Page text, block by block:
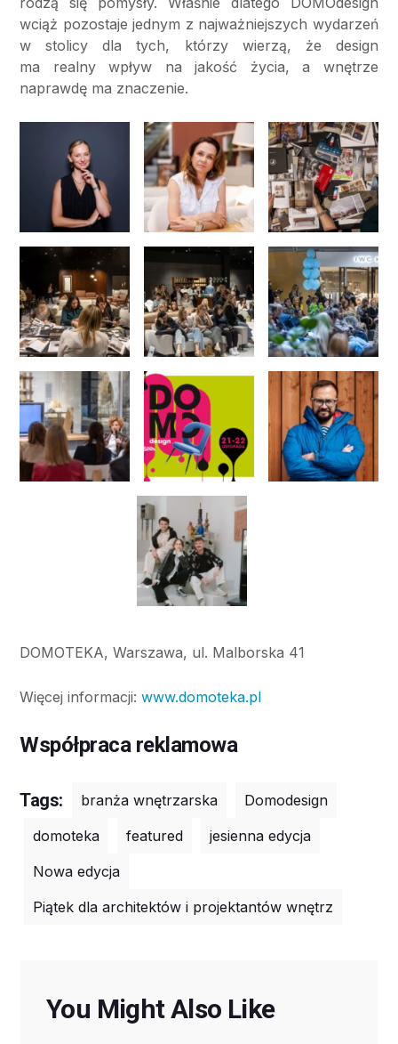
wciąż pozostaje jednym z najważniejszych wydarzeń
w stolicy dla tych, którzy wierzą, że design
ma realny wpływ na jakość życia, a wnętrze
naprawdę ma znaczenie.
DOMOTEKA, Warszawa, ul. Malborska 41
Więcej informacji: www.domoteka.pl
Współpraca reklamowa
Tags: branża wnętrzarska
Domodesign
domoteka
featured
jesienna edycja
Nowa edycja
Piątek dla architektów i projektantów wnętrz
You Might Also Like